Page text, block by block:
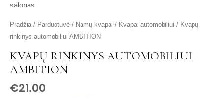
Pradžia / Parduotuvė / Namų kvapai / Kvapai automobiliui / Kvapų
rinkinys automobiliui AMBITION
KVAPŲ RINKINYS AUTOMOBILIUI
AMBITION
€21.00
produkto
kiekis:
rinkinys
automobiliui
AMBITION